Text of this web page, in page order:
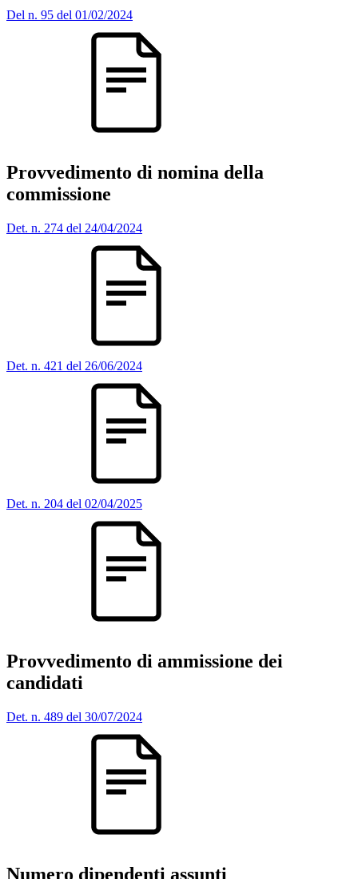
Del n. 95 del 01/02/2024
Provvedimento di nomina della
commissione
Det. n. 274 del 24/04/2024
Det. n. 421 del 26/06/2024
Det. n. 204 del 02/04/2025
Provvedimento di ammissione dei
candidati
Det. n. 489 del 30/07/2024
Numero dipendenti assunti